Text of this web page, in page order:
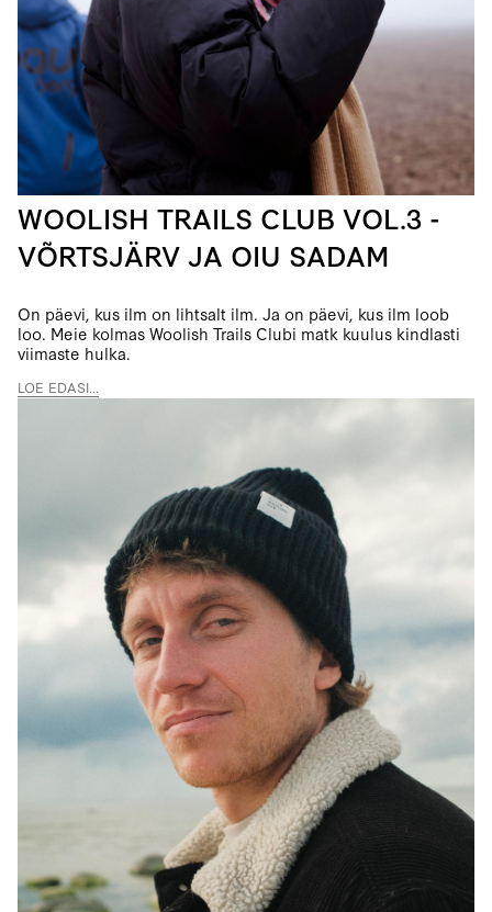
WOOLISH TRAILS CLUB VOL.3 -
VÕRTSJÄRV JA OIU SADAM
On päevi, kus ilm on lihtsalt ilm. Ja on päevi, kus ilm loob
loo. Meie kolmas Woolish Trails Clubi matk kuulus kindlasti
viimaste hulka.
LOE EDASI...